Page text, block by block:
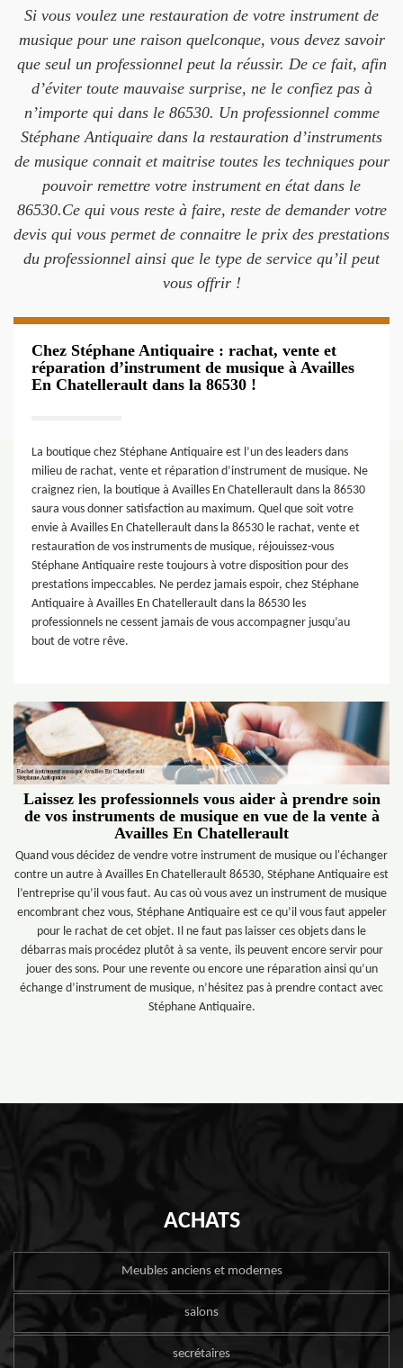
Si vous voulez une restauration de votre instrument de
musique pour une raison quelconque, vous devez savoir
que seul un professionnel peut la réussir. De ce fait, afin
d’éviter toute mauvaise surprise, ne le confiez pas à
n’importe qui dans le 86530. Un professionnel comme
Stéphane Antiquaire dans la restauration d’instruments
de musique connait et maitrise toutes les techniques pour
pouvoir remettre votre instrument en état dans le
86530.Ce qui vous reste à faire, reste de demander votre
devis qui vous permet de connaitre le prix des prestations
du professionnel ainsi que le type de service qu’il peut
vous offrir !
Chez Stéphane Antiquaire : rachat, vente et
réparation d’instrument de musique à Availles
En Chatellerault dans la 86530 !
La boutique chez Stéphane Antiquaire est l’un des leaders dans
milieu de rachat, vente et réparation d’instrument de musique. Ne
craignez rien, la boutique à Availles En Chatellerault dans la 86530
saura vous donner satisfaction au maximum. Quel que soit votre
envie à Availles En Chatellerault dans la 86530 le rachat, vente et
restauration de vos instruments de musique, réjouissez-vous
Stéphane Antiquaire reste toujours à votre disposition pour des
prestations impeccables. Ne perdez jamais espoir, chez Stéphane
Antiquaire à Availles En Chatellerault dans la 86530 les
professionnels ne cessent jamais de vous accompagner jusqu’au
bout de votre rêve.
Laissez les professionnels vous aider à prendre soin
de vos instruments de musique en vue de la vente à
Availles En Chatellerault
Quand vous décidez de vendre votre instrument de musique ou l'échanger
contre un autre à Availles En Chatellerault 86530, Stéphane Antiquaire est
l’entreprise qu’il vous faut. Au cas où vous avez un instrument de musique
encombrant chez vous, Stéphane Antiquaire est ce qu’il vous faut appeler
pour le rachat de cet objet. Il ne faut pas laisser ces objets dans le
débarras mais procédez plutôt à sa vente, ils peuvent encore servir pour
jouer des sons. Pour une revente ou encore une réparation ainsi qu’un
échange d’instrument de musique, n’hésitez pas à prendre contact avec
Stéphane Antiquaire.
ACHATS
Meubles anciens et modernes
salons
secrétaires